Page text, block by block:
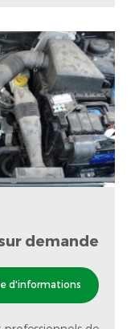
demande
d'informations